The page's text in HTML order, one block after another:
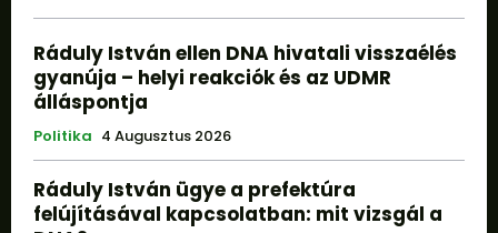
Ráduly István ellen DNA hivatali visszaélés
gyanúja – helyi reakciók és az UDMR
álláspontja
Politika 4 Augusztus 2026
Ráduly István ügye a prefektúra
felújításával kapcsolatban: mit vizsgál a